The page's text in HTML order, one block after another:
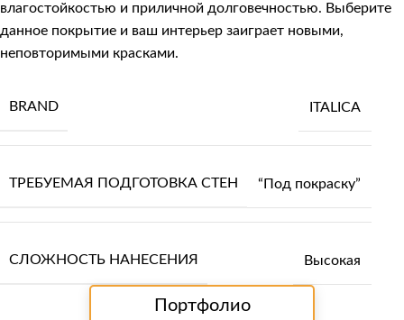
влагостойкостью и приличной долговечностью. Выберите
данное покрытие и ваш интерьер заиграет новыми,
неповторимыми красками.
BRAND ITALICA
ТРЕБУЕМАЯ ПОДГОТОВКА СТЕН “Под покраску”
СЛОЖНОСТЬ НАНЕСЕНИЯ Высокая
Портфолио